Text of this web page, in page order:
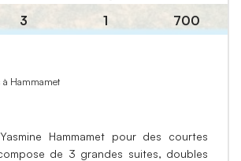
3 1 700
à Hammamet
Hammamet pour des courtes
de 3 grandes suites, doubles